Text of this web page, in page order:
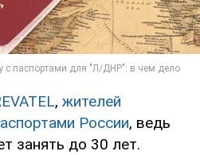
, жителей
России, ведь
занять до 30 лет.